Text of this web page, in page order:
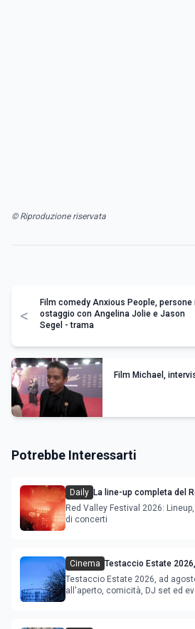
© Riproduzione riservata
<
Film comedy Anxious People, persone
ostaggio con Angelina Jolie e Jason
Segel - trama
Film Michael,
Potrebbe Interessarti
Daily La line-up completa del
Red Valley Festival 2026:
di concerti
Cinema Testaccio Estate
Ferragosto
Testaccio Estate 2026, ad
all'aperto, comicità, DJ set ed